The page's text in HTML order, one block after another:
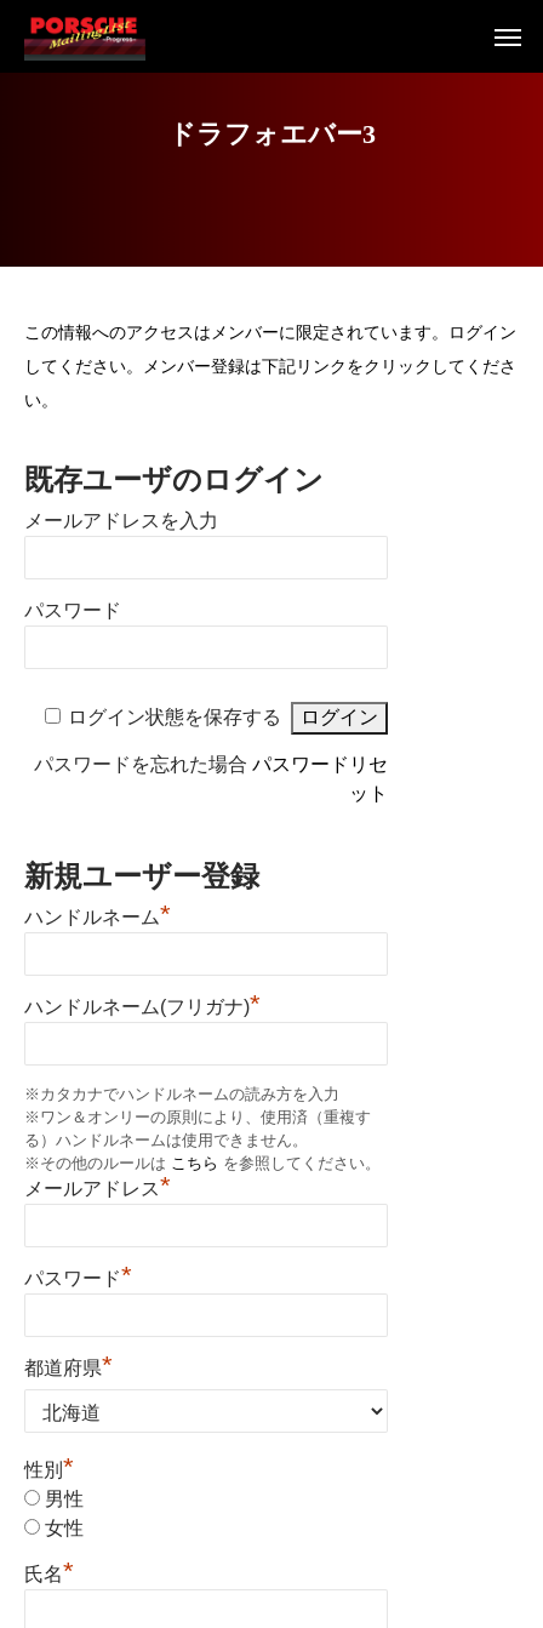
ドラ フ ォ エバー3
この情報へのアクセスはメンバーに限定されています。ログイン
してください。メンバー登録は下記リンクをクリックしてくださ
い。
既存ユーザのログイン
メールアドレスを入力
パスワード
ログイン状態を保存する
パスワードを忘れた場合 パスワードリセ
ット
新規ユーザー登録
ハンドルネーム*
ハンドルネーム(フリガナ)*
※カタカナでハンドルネームの読み方を入力
※ワン＆オンリーの原則により、使用済（重複す
る）ハンドルネームは使用できません。
※その他のルールは こちら を参照してください。
メールアドレス*
パスワード*
都道府県*
性別 *
男性
女性
氏名*